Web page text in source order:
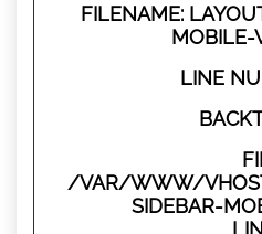
FILENAME:
MOBILE-
LINE
/VAR/WWW/
SIDEBAR-